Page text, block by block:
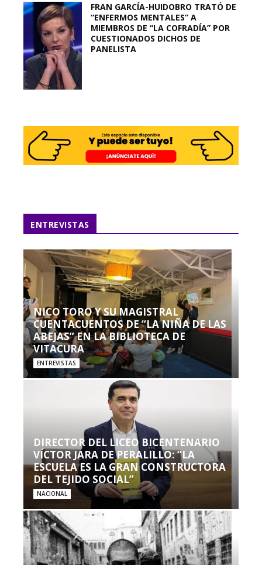
FRAN GARCÍA-HUIDOBRO TRATÓ DE
“ENFERMOS MENTALES” A
MIEMBROS DE “LA COFRADÍA” POR
CUESTIONADOS DICHOS DE
PANELISTA
ENTREVISTAS
NICO TORO Y SU MAGISTRAL
CUENTACUENTOS DE “LA NIÑA DE LAS
ABEJAS” EN LA BIBLIOTECA DE
VITACURA
ENTREVISTAS
DIRECTOR DEL LICEO BICENTENARIO
VÍCTOR JARA DE PERALILLO: “LA
ESCUELA ES LA GRAN CONSTRUCTORA
DEL TEJIDO SOCIAL”
NACIONAL